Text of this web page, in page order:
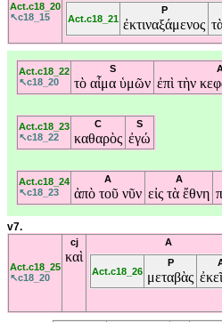
Act.c18_20
↖c18_15
Act.c18_21
P
ἐκτιναξάμενος
Act.c18_22
↖c18_20
S
τὸ αἷμα ὑμῶν ἐπὶ τὴν
Act.c18_23
↖c18_22
C
καθαρὸς
S
ἐγώ
Act.c18_24
↖c18_23
A
ἀπὸ τοῦ νῦν
A
εἰς τὰ ἔθνη
v7.
Act.c18_25
↖c18_20
cj
καὶ
A
Act.c18_26
P
μεταβὰς